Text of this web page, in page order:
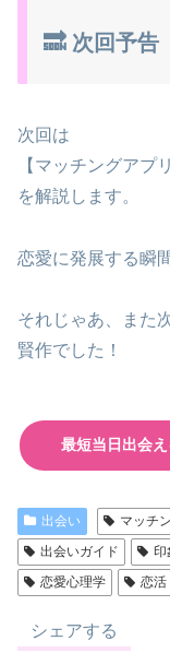
🔜 次回予告
次回は
【マッチングアプ
を解説します。
恋愛に発展する瞬
それじゃあ、また
賢作でした！
最短当日出会
出会い マッチ
出会いガイド
印
恋愛心理学
恋活
シェアする